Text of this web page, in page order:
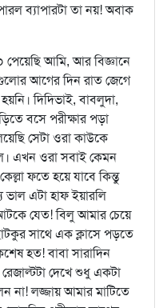
ব্যাপারটা তা নয়! অবাক
পেয়েছি আমি, আর বিজ্ঞানে
আগের দিন রাত জেগে
দিদিভাই, বাবলুদা,
বসে পরীক্ষার পড়া
সেটা ওরা কাউকে
এখন ওরা সবাই কেমন
ফতে হয়ে যাবে কিন্তু
ভাল এটা হাফ ইয়ারলি
যেত! বিলু আমার চেয়ে
সাথে এক ক্লাসে পড়তে
হত! বাবা সারাদিন
দেখে শুধু একটা
না! লজ্জায় আমার মাটিতে